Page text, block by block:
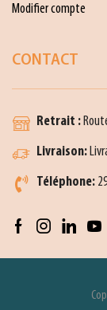
Modifier compte
CONTACT
Retrait :
Livraison:
Téléphone: